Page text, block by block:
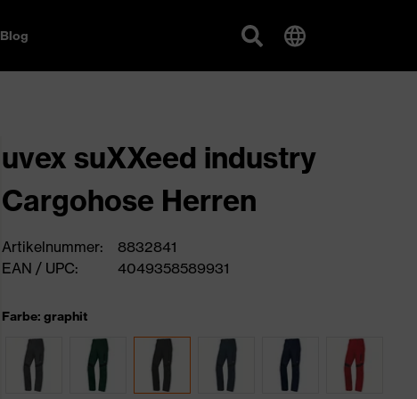
Blog
uvex suXXeed industry
Cargohose Herren
Artikelnummer:
8832841
EAN / UPC:
4049358589931
Farbe: graphit